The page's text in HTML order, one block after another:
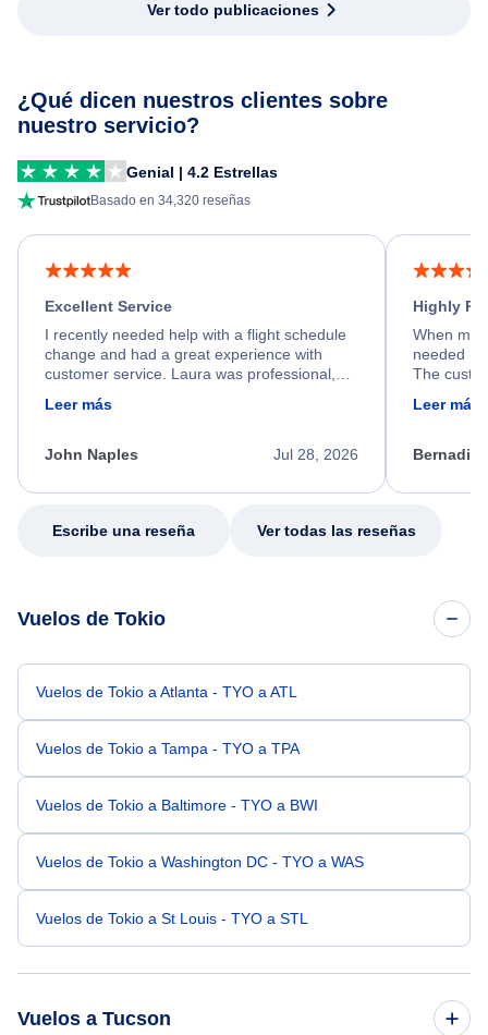
Ver todo publicaciones
¿Qué dicen nuestros clientes sobre
nuestro servicio?
Genial | 4.2 Estrellas
Basado en 34,320 reseñas
Excellent Service
I recently needed help with a flight schedule
change and had a great experience with
customer service. Laura was professional,
friendly, and very helpful throughout the
process. She quickly found a solution and
appreciate her excellent service.
Leer más
Jul 28, 2026
John Naples
Highly
When my
needed
The
calm,
my issue.
Leer más
Escribe una reseña Ver todas las reseñas
Vuelos de Tokio
Vuelos de Tokio a Atlanta - TYO a ATL
Vuelos de Tokio a Tampa - TYO a TPA
Vuelos de Tokio a Baltimore - TYO a BWI
Vuelos de Tokio a Washington DC - TYO a WAS
Vuelos de Tokio a St Louis - TYO a STL
Vuelos a Tucson